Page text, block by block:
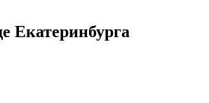
Екатеринбурга